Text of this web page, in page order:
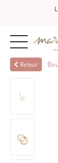
OUTLET
Retour